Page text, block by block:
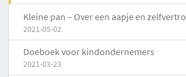
Kleine pan – Over een aapje en
2021-05-02
Doeboek voor kindondernemers
2021-03-23